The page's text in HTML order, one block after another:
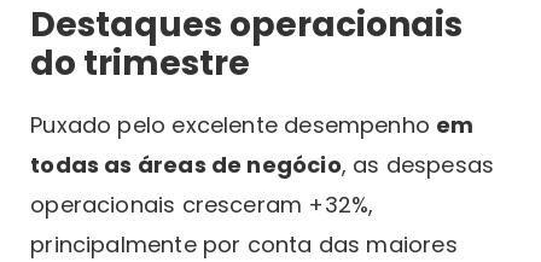
Destaques operacionais
do trimestre
Puxado pelo excelente desempenho em
todas as áreas de negócio, as despesas
operacionais cresceram +32%,
principalmente por conta das maiores